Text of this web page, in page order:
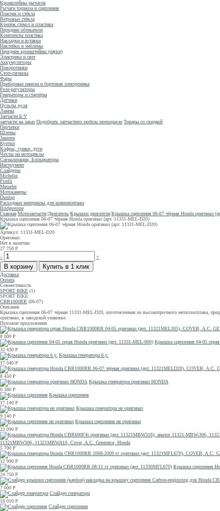
Кронштейны рычагов
Рычаги тормоза и сцепления
Пластик и стёкла
Ветровые стёкла
Крепёж стёкол и пластика
Передние обтекатели
Комплекты пластика
Накладки и вставки
Наклейки и эмблемы
Передние кронштейны (пауки)
Электрика и свет
Аккумуляторы
Поворотники
Стоп-сигналы
Фары
Приборные панели и бортовая электроника
Реле-регуляторы
Генераторы и стартёры
Датчики
Пульты руля
Лампы
Запчасти Б/У
запчасти на заказ Подобрать запчастипо модели мотоцикла Товары со скидкой
Перчатки
Шлемы
Защита
Куртки
Кофры, сумки, дуги
Чехлы на мотоциклы
Сигнализации, Блокираторы
Инструмент
Слайдеры
Michelin
Pirelli
Metzeler
Мотокамеры
Dunlop
Расходные материалы для шиномонтажа
Bridgestone
Главная/Мотозапчасти/Двигатель/Крышки двигателя/Крышка сцепления 06-07 чёрная Honda оригинал
Крышка сцепления 06-07 чёрная Honda оригинал (арт. 11331-MEL-D20)
Артикул: 11331-MEL-D20
Оригинал
Нет в наличии
27 750 Р
–
+
Доставка
Оплата
Совместимость
SPORT BIKE (1)
SPORT BIKE:
CBR1000RR (06-07)
Описание
Крышка сцепления 06-07 чёрная 11331-MEL-D20, изготовленная из высокопрочного металлосплава,
оригинал, в заводской упаковке.
Похожие предложения
8 000 Р
Крышка сцепления 04-05
32 430 Р
Крышка генератора б.у.
17 040 Р
8 450 Р
Крышка генератора оригинал HONDA
6 380 Р
Крышка сцепления
17 140 Р
Крышка генератора не оригинал
9 140 Р
Крышка сцепления не оригинал
23 090 Р
11321MBW306, 11321MBWA10, Cover, A.C. Generator, Honda
5 700 Р
12 990 Р
Крышка сцепления
24 750 Р
7 000 Р
Слайдер генератора
18 010 Р
Слайдер сцепления